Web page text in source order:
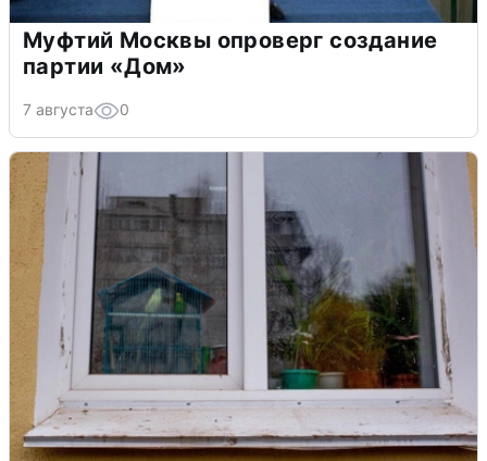
Муфтий Москвы опроверг создание
партии «Дом»
7 августа 0